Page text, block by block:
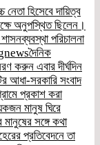
হিসেবে দায়িত্ব
অনুপস্থিত ছিলেন।
পরিচালনা
করুন এবার দীর্ঘদিন
আধা-সরকারি সংবাদ
প্রকাশ করা
মানুষ ঘিরে
সঙ্গে কথা
প্রতিবেদনে তা